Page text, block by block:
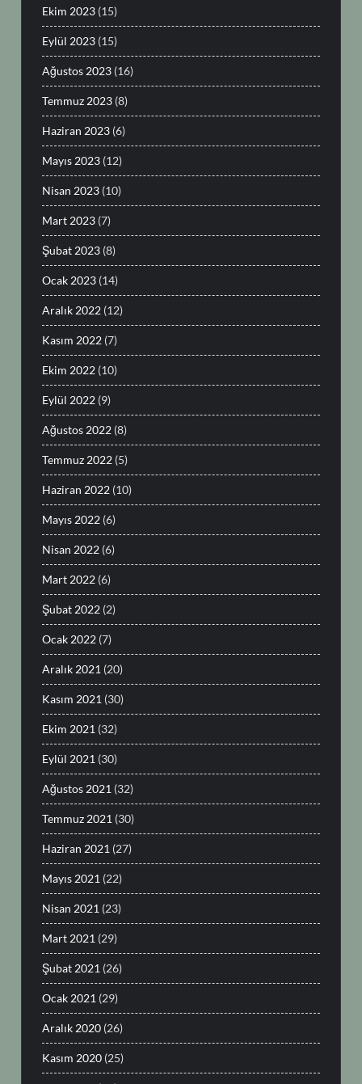
Ekim 2023 (15)
Eylül 2023 (15)
Ağustos 2023 (16)
Temmuz 2023 (8)
Haziran 2023 (6)
Mayıs 2023 (12)
Nisan 2023 (10)
Mart 2023 (7)
Şubat 2023 (8)
Ocak 2023 (14)
Aralık 2022 (12)
Kasım 2022 (7)
Ekim 2022 (10)
Eylül 2022 (9)
Ağustos 2022 (8)
Temmuz 2022 (5)
Haziran 2022 (10)
Mayıs 2022 (6)
Nisan 2022 (6)
Mart 2022 (6)
Şubat 2022 (2)
Ocak 2022 (7)
Aralık 2021 (20)
Kasım 2021 (30)
Ekim 2021 (32)
Eylül 2021 (30)
Ağustos 2021 (32)
Temmuz 2021 (30)
Haziran 2021 (27)
Mayıs 2021 (22)
Nisan 2021 (23)
Mart 2021 (29)
Şubat 2021 (26)
Ocak 2021 (29)
Aralık 2020 (26)
Kasım 2020 (25)